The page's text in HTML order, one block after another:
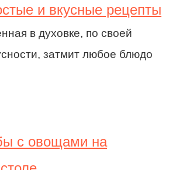
и вкусные рецепты
в духовке, по своей
затмит любое блюдо
с овощами на